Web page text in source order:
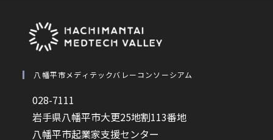
八幡平市メディテックバレーコンソーシアム
028-7111
岩手県八幡平市大更25地割113番地
八幡平市起業家支援センター